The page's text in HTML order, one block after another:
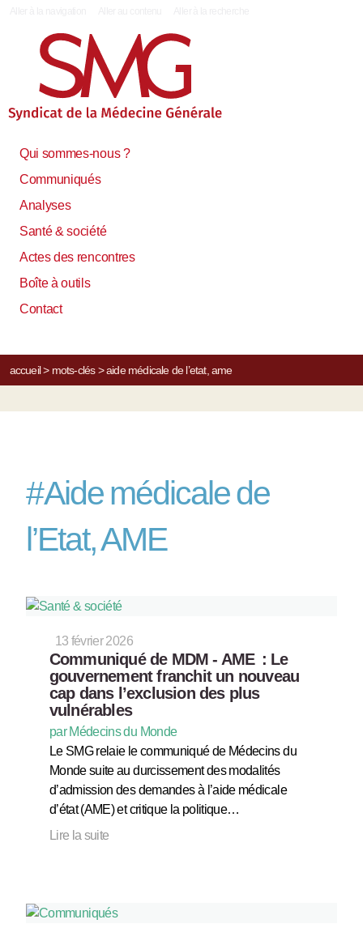
Qui sommes-nous ?
Communiqués
Analyses
Santé & société
Actes des rencontres
Boîte à outils
Contact
accueil> mots-clés> aide médicale de l’etat, ame
#Aide médicale de
l’Etat, AME
13 février 2026
Communiqué de MDM - AME : Le
gouvernement franchit un nouveau
cap dans l’exclusion des plus
vulnérables
par Médecins du Monde
Le SMG relaie le communiqué de Médecins du
Monde suite au durcissement des modalités
d’admission des demandes à l’aide médicale
d’état (AME) et critique la politique…
Lire la suite